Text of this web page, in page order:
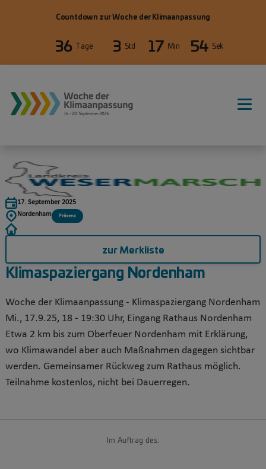
Countdown zur Woche der Klimaanpassung
36 Tage 3 Std 17 Min 54 Sek
Klimaspaziergang Nordenham
Woche der Klimaanpassung - Klimaspaziergang Nordenham
Mi., 17.9.25, 18 - 19:30 Uhr, Eingang Rathaus Nordenham
Etwa 2 km bis zum Oberfeuer Nordenham mit Erklärung,
wo Klimawandel aber auch Maßnahmen dagegen sichtbar
werden. Gemeinsamer Rückweg zum Rathaus möglich.
Teilnahme kostenlos, nicht bei Dauerregen.
17. September 2025
Nordenham
Präsenz
zur Merkliste
Im Auftrag des: